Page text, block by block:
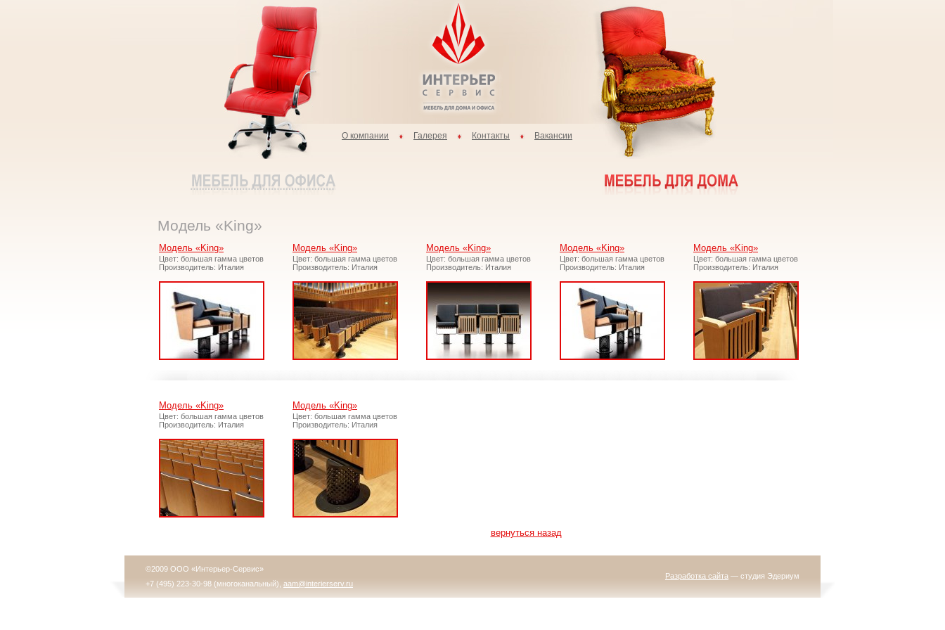
О компании Галерея Контакты Вакансии
Модель «King»
Модель «King»
Цвет: большая гамма цветов
Производитель: Италия
Модель «King»
Цвет: большая гамма цветов
Производитель: Италия
Модель «King»
Цвет: большая гамма цветов
Производитель: Италия
Модель «King»
Цвет: большая гамма цветов
Производитель: Италия
Модель «King»
Цвет: большая гамма цветов
Производитель: Италия
Модель «King»
Цвет: большая гамма цветов
Производитель: Италия
Модель «King»
Цвет: большая гамма цветов
Производитель: Италия
вернуться назад
©2009 ООО «Интерьер-Сервис»
+7 (495) 223-30-98 (многоканальный), aam@interierserv.ru
Разработка сайта — студия Эдериум